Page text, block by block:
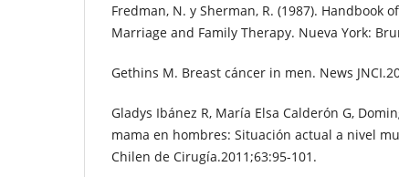
Fredman, N. y Sherman, R. (1987). Handbook
Marriage and Family Therapy. Nueva York:
Gethins M. Breast cáncer in men. News
Gladys Ibánez R, María Elsa Calderón G,
mama en hombres: Situación actual a nivel
Chilen de Cirugía.2011;63:95-101.